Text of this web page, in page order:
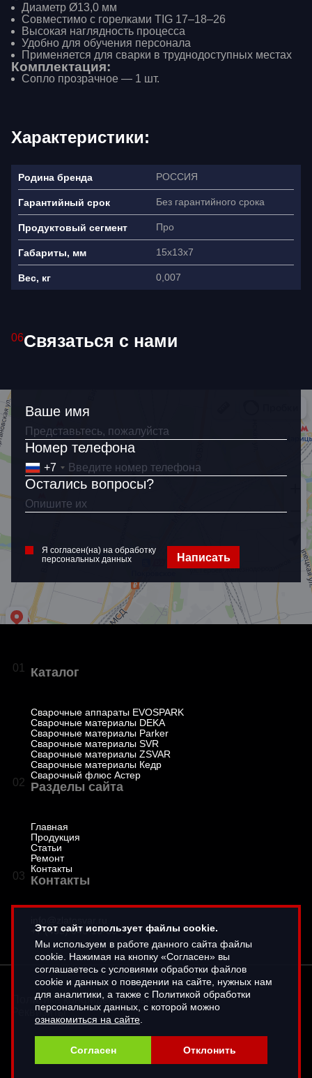
Диаметр Ø13,0 мм
Совместимо с горелками TIG 17–18–26
Высокая наглядность процесса
Удобно для обучения персонала
Применяется для сварки в труднодоступных местах
Комплектация:
Сопло прозрачное — 1 шт.
Характеристики:
Родина бренда РОССИЯ
Гарантийный срок Без гарантийного срока
Продуктовый сегмент Про
Габариты, мм 15х13х7
Вес, кг 0,007
06Связаться с нами
Ваше имя
Номер телефона
+7
Остались вопросы?
Я согласен(на) на обработку
персональных данных
Написать
Ваше имя
Я согласен(на) на обработку
персональных данных
01 Каталог
Сварочные аппараты EVOSPARK
Сварочные материалы DEKA
Сварочные материалы Parker
Сварочные материалы SVR
Сварочные материалы ZSVAR
Сварочные материалы Кедр
Сварочный флюс Астер
02 Разделы сайта
Главная
Продукция
Статьи
Ремонт
Контакты
03 Контакты
+7 (495) 646-16-66
Политика конфиденциальности
Реквизиты
Этот сайт использует файлы cookie.
Мы используем в работе данного сайта файлы
cookie. Нажимая на кнопку «Согласен» вы
соглашаетесь с условиями обработки файлов
cookie и данных о поведении на сайте, нужных нам
для аналитики, а также с Политикой обработки
персональных данных, с которой можно
ознакомиться на сайте
Согласен Отклонить